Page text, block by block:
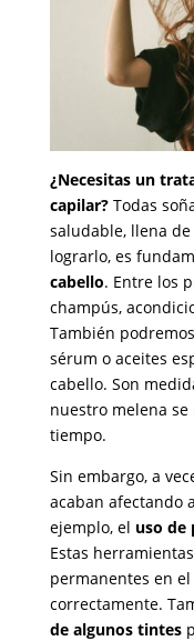
¿Necesitas un
capilar?Todas
saludable, llena
lograrlo, es
cabello. Entre los
champús,
También
sérum o aceites
cabello. Son
nuestro melena
tiempo.
Sin embargo, a
acaban afectando
ejemplo, el uso de
Estas
permanentes en
correctamente.
de algunos tintes